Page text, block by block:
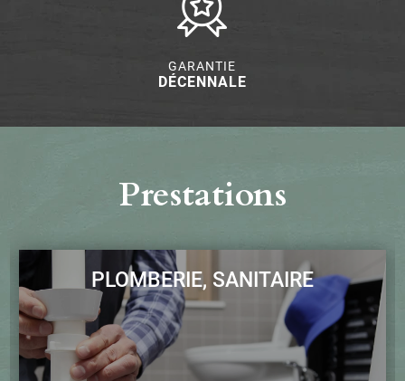
GARANTIE
DÉCENNALE
Prestations
PLOMBERIE, SANITAIRE